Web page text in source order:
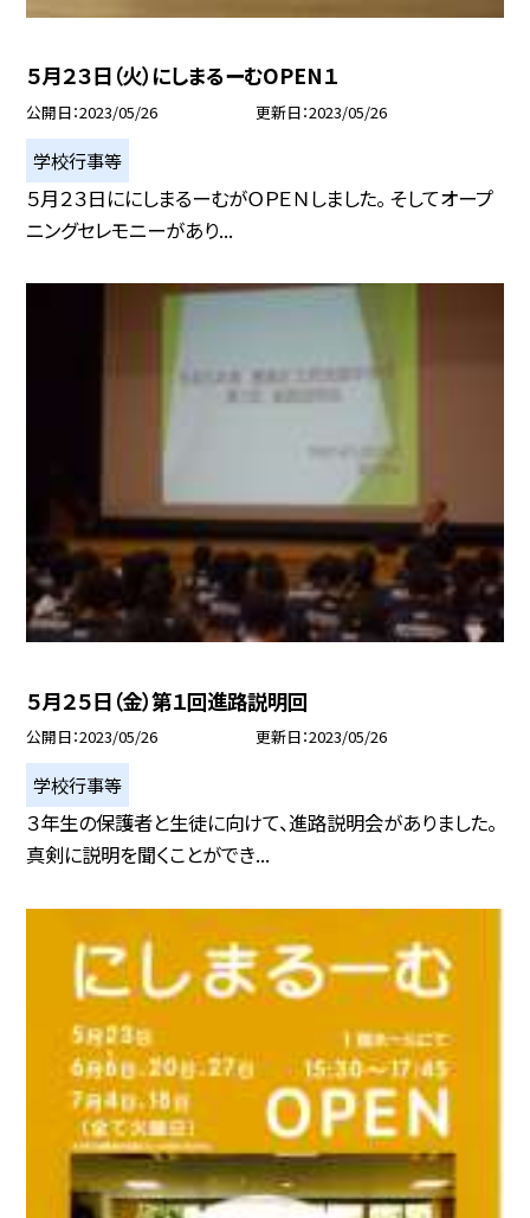
５月２３日（火）にしまるーむOPEN１
公開日 2023/05/26 更新日 2023/05/26
学校行事等
５月２３日ににしまるーむがＯＰＥＮしました。 そしてオープ
ニングセレモニーがあり...
５月２５日（金）第１回進路説明回
公開日 2023/05/26 更新日 2023/05/26
学校行事等
３年生の保護者と生徒に向けて、進路説明会がありました。
真剣に説明を聞くことができ...